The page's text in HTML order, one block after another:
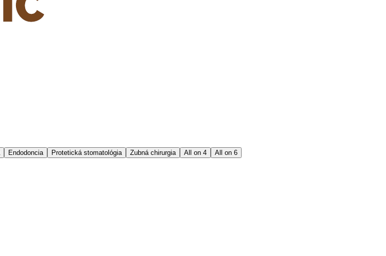
Endodoncia Protetická stomatológia Zubná chirurgia All on 4
All on 6